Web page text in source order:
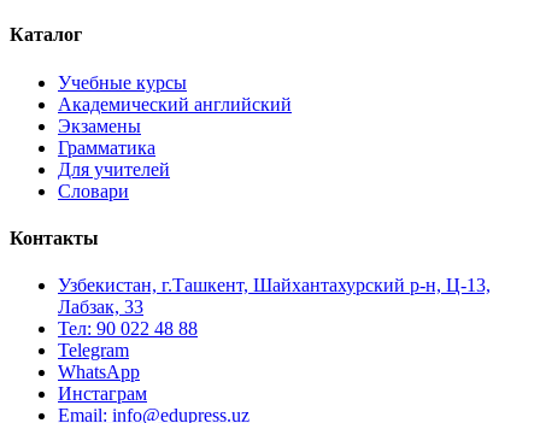
Каталог
Учебные курсы
Академический английский
Экзамены
Грамматика
Для учителей
Словари
Контакты
Узбекистан, г.Ташкент, Шайхантахурский р-н, Ц-13,
Лабзак, 33
Тел: 90 022 48 88
Telegram
WhatsApp
Инстаграм
Email: info@edupress.uz